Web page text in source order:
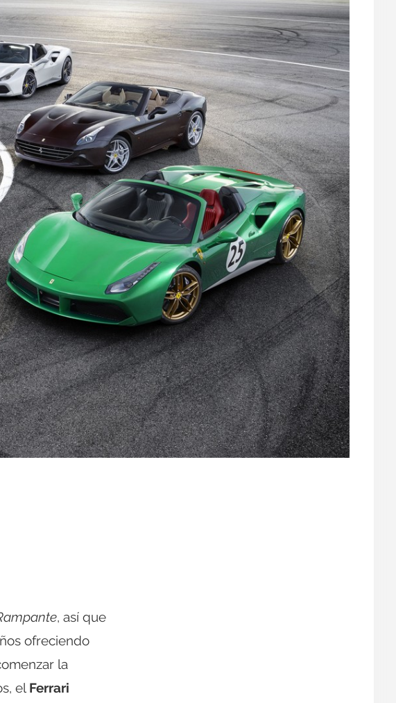
, así que
ofreciendo
la
el Ferrari